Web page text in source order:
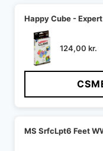
Happy Cube -
124,00 kr.
MS SrfcLpt6 Feet